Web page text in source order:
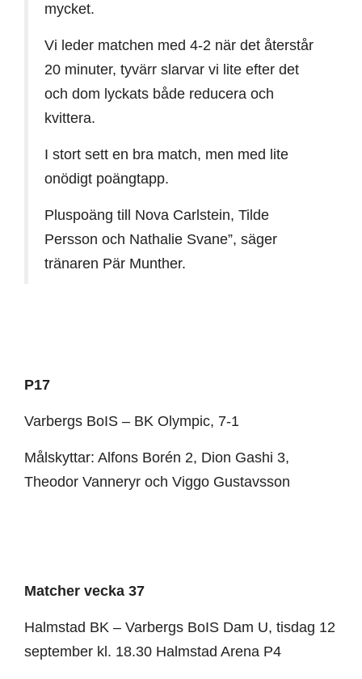
mycket.
Vi leder matchen med 4-2 när det återstår
20 minuter, tyvärr slarvar vi lite efter det
och dom lyckats både reducera och
kvittera.
I stort sett en bra match, men med lite
onödigt poängtapp.
Pluspoäng till Nova Carlstein, Tilde
Persson och Nathalie Svane”, säger
tränaren Pär Munther.
P17
Varbergs BoIS – BK Olympic, 7-1
Målskyttar: Alfons Borén 2, Dion Gashi 3,
Theodor Vanneryr och Viggo Gustavsson
Matcher vecka 37
Halmstad BK – Varbergs BoIS Dam U, tisdag 12
september kl. 18.30 Halmstad Arena P4